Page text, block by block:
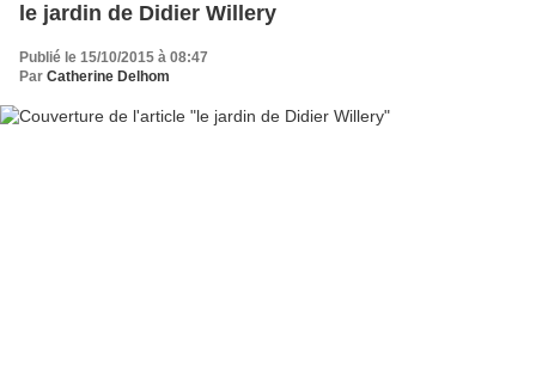
le jardin de Didier Willery
Publié le 15/10/2015 à 08:47
Par Catherine Delhom